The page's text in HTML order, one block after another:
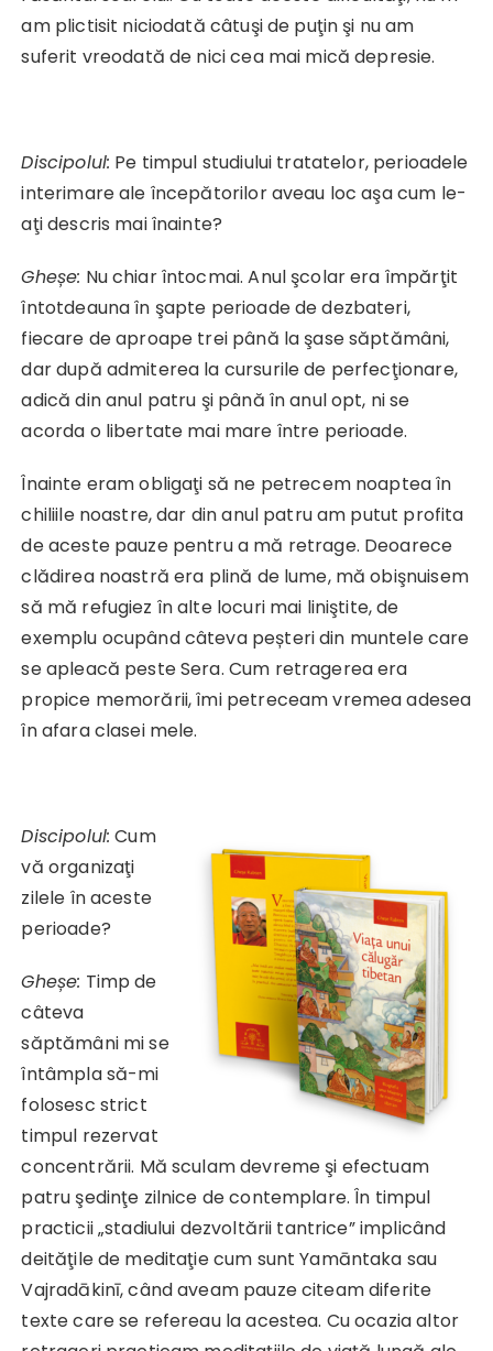
am plictisit niciodată câtuşi de puţin şi nu am
suferit vreodată de nici cea mai mică depresie.
Discipolul: Pe timpul studiului tratatelor, perioadele
interimare ale începătorilor aveau loc aşa cum le-
aţi descris mai înainte?
Gheșe: Nu chiar întocmai. Anul şcolar era împărţit
întotdeauna în şapte perioade de dezbateri,
fiecare de aproape trei până la şase săptămâni,
dar după admiterea la cursurile de perfecţionare,
adică din anul patru şi până în anul opt, ni se
acorda o libertate mai mare între perioade.
Înainte eram obligaţi să ne petrecem noaptea în
chiliile noastre, dar din anul patru am putut profita
de aceste pauze pentru a mă retrage. Deoarece
clădirea noastră era plină de lume, mă obişnuisem
să mă refugiez în alte locuri mai liniştite, de
exemplu ocupând câteva peșteri din muntele care
se apleacă peste Sera. Cum retragerea era
propice memorării, îmi petreceam vremea adesea
în afara clasei mele.
Discipolul: Cum
vă organizaţi
zilele în aceste
perioade?
Gheșe: Timp de
câteva
săptămâni mi se
întâmpla să-mi
folosesc strict
timpul rezervat
concentrării. Mă sculam devreme şi efectuam
patru şedinţe zilnice de contemplare. În timpul
practicii „stadiului dezvoltării tantrice” implicând
deităţile de meditaţie cum sunt Yamāntaka sau
Vajradākinī, când aveam pauze citeam diferite
texte care se refereau la acestea. Cu ocazia altor